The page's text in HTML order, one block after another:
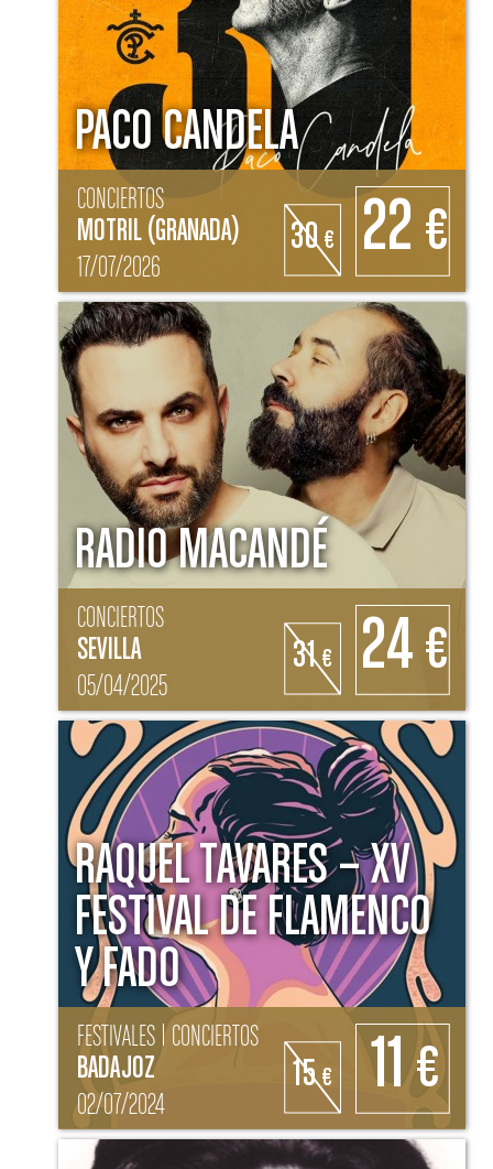
PACO CANDELA
CONCIERTOS
MOTRIL (GRANADA)
17/07/2026
30€ 22 €
RADIO MACANDÉ
CONCIERTOS
SEVILLA
05/04/2025
31€ 24 €
RAQUEL TAVARES – XV
FESTIVAL DE FLAMENCO
Y FADO
FESTIVALES | CONCIERTOS
BADAJOZ
02/07/2024
15€ 11€